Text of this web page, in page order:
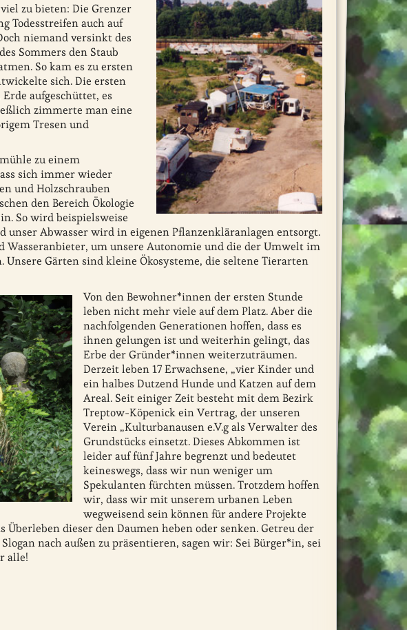
zu bieten: Die Grenzer
Todesstreifen auch auf
niemand versinkt des
Sommers den Staub
So kam es zu ersten
sich. Die ersten
aufgeschüttet, es
zimmerte man eine
Tresen und
zu einem
sich immer wieder
und Holzschrauben
den Bereich Ökologie
So wird beispielsweise
unser Abwasser wird in eigenen Pflanzenkläranlagen entsorgt.
um unsere Autonomie und die der Umwelt im
Unsere Gärten sind kleine Ökosysteme, die seltene Tierarten
Von den Bewohner*innen der ersten Stunde
leben nicht mehr viele auf dem Platz. Aber die
nachfolgenden Generationen hoffen, dass es
ihnen gelungen ist und weiterhin gelingt, das
Erbe der Gründer*innen weiterzuträumen.
Derzeit leben 17 Erwachsene, „vier Kinder und
ein halbes Dutzend Hunde und Katzen auf dem
Areal. Seit einiger Zeit besteht mit dem Bezirk
Treptow-Köpenick ein Vertrag, der unseren
Verein „Kulturbanausen e.V.g als Verwalter des
Grundstücks einsetzt. Dieses Abkommen ist
leider auf fünf Jahre begrenzt und bedeutet
keineswegs, dass wir nun weniger um
Spekulanten fürchten müssen. Trotzdem hoffen
wir, dass wir mit unserem urbanen Leben
wegweisend sein können für andere Projekte
Überleben dieser den Daumen heben oder senken. Getreu der
nach außen zu präsentieren, sagen wir: Sei Bürger*in, sei
alle!